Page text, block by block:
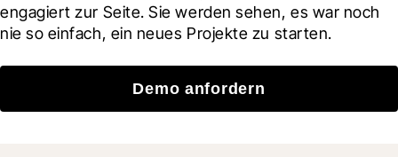
engagiert zur Seite. Sie werden sehen, es war noch
nie so einfach, ein neues Projekte zu starten.
Demo anfordern